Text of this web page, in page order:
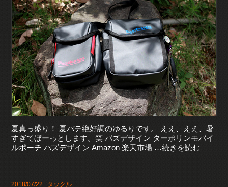
夏真っ盛り！ 夏バテ絶好調のゆるりです。 ええ、ええ、暑
すぎてぼーっとします。笑 パズデザイン ターポリンモバイ
ルポーチ パズデザイン Amazon 楽天市場 …続きを読む
2018/07/22 タックル